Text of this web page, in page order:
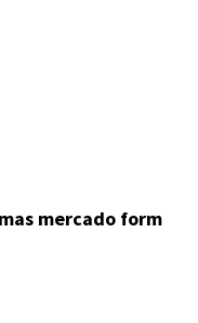
mercado form